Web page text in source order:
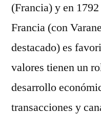
(Francia) y en
Francia (con
destacado) es
valores tienen un
desarrollo
transacciones y